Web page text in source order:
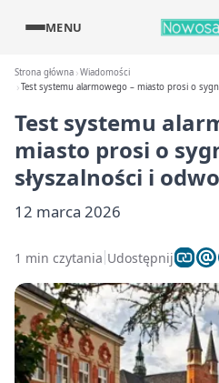
MENU
Strona główna Wiadomości
Test systemu alarmowego – miasto prosi o
Test systemu
miasto prosi o
słyszalności i
12 marca 2026
1 min czytania Udostępnij